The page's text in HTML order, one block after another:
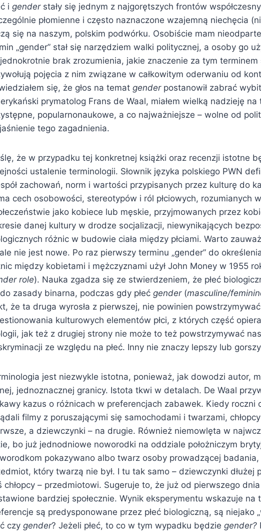
i genderstały się jednym z najgorętszych frontów
płomienne i często naznaczone wzajemną niechęcia
się na naszym, polskim podwórku. Osobiście mam
„gender” stał się narzędziem walki politycznej, a osoby go
brak zrozumienia, jakie znaczenie za tym terminem
pojęcia z nim związane w całkowitym oderwaniu od
się, że głos na temat genderpostanowił zabrać
prymatolog Frans de Waal, miałem wielką nadzieję
popularnonaukowe, a co najważniejsze – wolne od
tego zagadnienia.
że w przypadku tej konkretnej książki oraz recenzji istotne
ustalenie terminologii. Słownik języka polskiego PWN
zachowań, norm i wartości przypisanych przez kulturę do
cech osobowości, stereotypów i ról płciowych, rozumianych
jako kobiece lub męskie, przyjmowanych przez
danej kultury w drodze socjalizacji, niewynikających
różnic w budowie ciała między płciami. Warto
nie jest nowe. Po raz pierwszy terminu „gender” do
między kobietami i mężczyznami użył John Money w 1955
role). Nauka zgadza się ze stwierdzeniem, że płeć
zasady binarna, podczas gdy płeć gender(masculine/
że ta druga wyrosła z pierwszej, nie powinien
kulturowych elementów płci, z których część
jak też z drugiej strony nie może to też powstrzymywać
ze względu na płeć. Inny nie znaczy lepszy lub
jest niezwykle istotna, ponieważ, jak dowodzi autor,
jednoznacznej granicy. Istota tkwi w detalach. De Waal
kazus o różnicach w preferencjach zabawek. Kiedy roczni
filmy z poruszającymi się samochodami i twarzami,
a dziewczynki – na drugie. Również niemowlęta w
bo już jednodniowe noworodki na oddziale położniczym
pokazywano albo twarz osoby prowadzącej
który twarzą nie był. I tu tak samo – dziewczynki dłużej
chłopcy – przedmiotowi. Sugeruje to, że już od pierwszego
bardziej społecznie. Wynik eksperymentu wskazuje na
są predysponowane przez płeć biologiczną, są niejako
czy gender? Jeżeli płeć, to co w tym wypadku będzie gender?